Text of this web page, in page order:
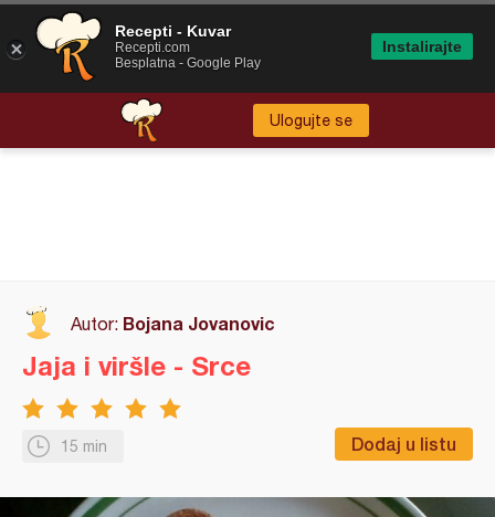
Ulogujte se
Autor: Bojana Jovanovic
15 min Dodaj u listu
Jaja i viršle - Srce
Recepti - Kuvar
Recepti.com
Besplatna - Google Play
Instalirajte